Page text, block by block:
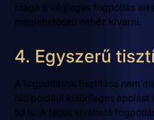
maga a végleges fogpótlás
meglehetősen nehéz kivárni.
4. Egyszerű
A fogpótlások tisztítása nem
híd például különleges ápolást
túl is. A teljes kivehető